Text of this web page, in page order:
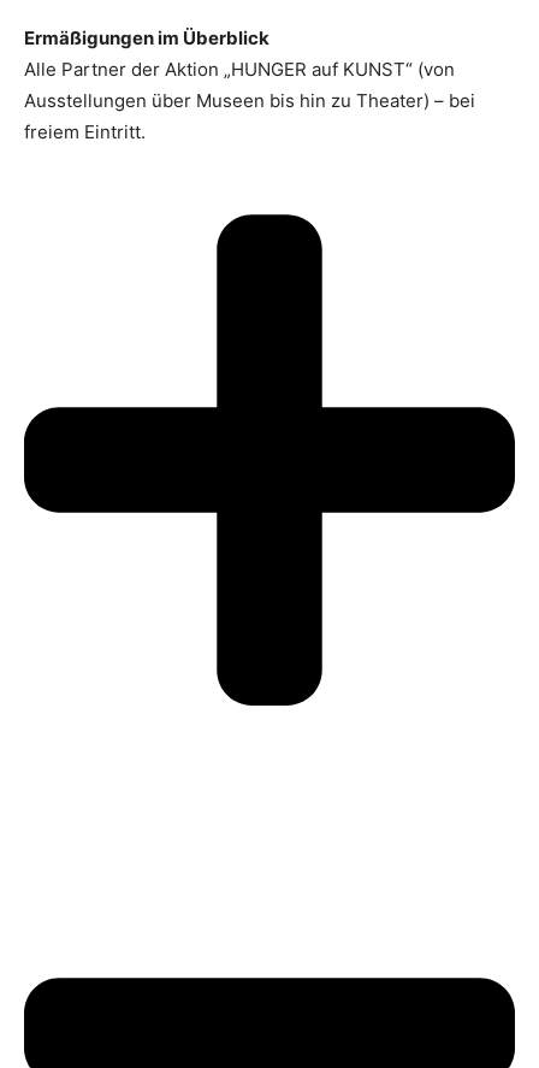
Ermäßigungen im Überblick
Alle Partner der Aktion „HUNGER auf KUNST“ (von
Ausstellungen über Museen bis hin zu Theater) – bei
freiem Eintritt.